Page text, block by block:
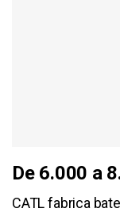
De 6.000 a
CATL fabrica